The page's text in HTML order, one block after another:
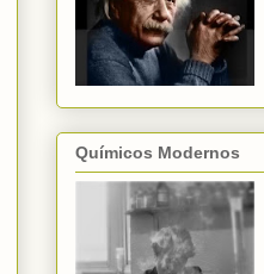
Químicos Modernos